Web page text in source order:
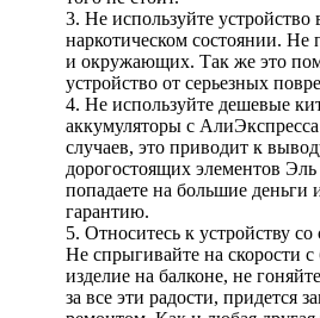
3. Не используйте устройство
наркотическом состоянии. Не
и окружающих. Так же это
устройство от серьезных
4. Не используйте дешевые
аккумуляторы с
случаев, это приводит к
дорогостоящих элементов
попадаете на большие деньги
гарантию.
5. Относитесь к устройству
Не спрыгивайте на скорости
изделие на балконе, не
за все эти радости, придется